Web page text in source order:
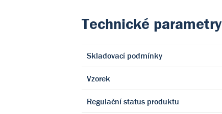
Technické parametry
Skladovací podmínky
Vzorek
Regulační status produktu